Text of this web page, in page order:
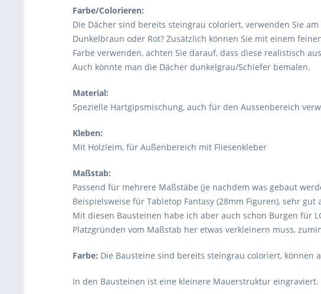
Farbe/Colorieren:
Die Dächer sind bereits steingrau coloriert, verwenden Sie
Dunkelbraun oder Rot? Zusätzlich können Sie mit einem
Farbe verwenden, achten Sie darauf, dass diese realistisch
Auch könnte man die Dächer dunkelgrau/Schiefer bemalen.
Material:
Spezielle Hartgipsmischung, auch für den Aussenbereich
Kleben:
Mit Holzleim, für Außenbereich mit Fliesenkleber
Maßstab:
Passend für mehrere Maßstäbe (je nachdem was gebaut
Beispielsweise für Tabletop Fantasy (28mm Figuren), sehr
Mit diesen Bausteinen habe ich aber auch schon Burgen für
Platzgründen vom Maßstab her etwas verkleinern muss,
Farbe: Die Bausteine sind bereits steingrau coloriert, können
In den Bausteinen ist eine kleinere Mauerstruktur eingraviert.